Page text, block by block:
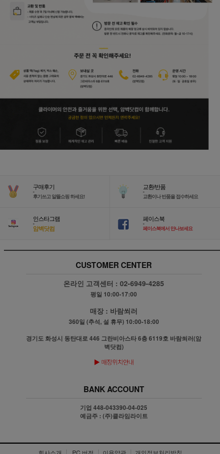
구매후기
-
후기쓰고 알뜰쇼핑 하세요!
교환/반품
-
교환이나 반품을 접수하세요
인스타그램
-
암벽닷컴
페이스북
-
페이스북에서 만나보세요
CUSTOMER CENTER
온라인 고객센터 :02-6949-4285
평일 10:00-17:00
매장 : 바람쐬러
360일 (추석, 설 휴무) 10:00-18:00
경기도 화성시 동탄대로 446 그란비아스타 6층 6119호 바람쐬러(암
벽닷컴)
BANK ACCOUNT
기업 448-043390-04-025
예금주 : (주)클라임라이트
회사소개 PC 버전 이용약관 개인정보처리방침